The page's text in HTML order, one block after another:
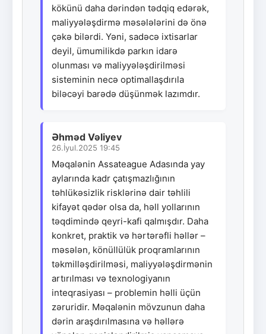
kökünü daha dərindən tədqiq edərək,
maliyyələşdirmə məsələlərini də önə
çəkə bilərdi. Yəni, sadəcə ixtisarlar
deyil, ümumilikdə parkın idarə
olunması və maliyyələşdirilməsi
sisteminin necə optimallaşdırıla
biləcəyi barədə düşünmək lazımdır.
Əhməd Vəliyev
26.İyul.2025 19:45
Məqalənin Assateague Adasında yay
aylarında kadr çatışmazlığının
təhlükəsizlik risklərinə dair təhlili
kifayət qədər olsa da, həll yollarının
təqdimində qeyri-kafi qalmışdır. Daha
konkret, praktik və hərtərəfli həllər –
məsələn, könüllülük proqramlarının
təkmilləşdirilməsi, maliyyələşdirmənin
artırılması və texnologiyanın
inteqrasiyası – problemin həlli üçün
zəruridir. Məqalənin mövzunun daha
dərin araşdırılmasına və həllərə